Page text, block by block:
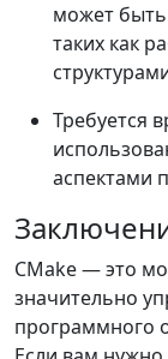
может быть
таких как
Требуется
аспектами
CMake — это
значительно
программного